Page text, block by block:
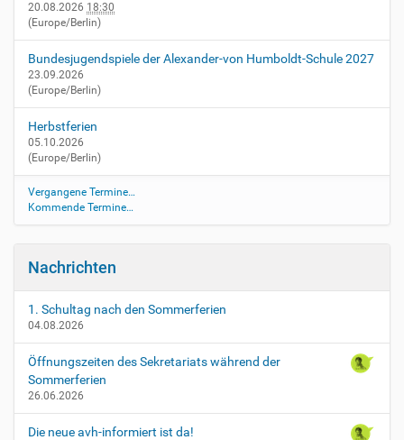
20.08.2026 18:30
(Europe/Berlin)
Bundesjugendspiele der Alexander-von Humboldt-Schule 2027
23.09.2026
(Europe/Berlin)
Herbstferien
05.10.2026
(Europe/Berlin)
Vergangene Termine…
Kommende Termine…
Nachrichten
1. Schultag nach den Sommerferien
04.08.2026
Öffnungszeiten des Sekretariats während der
Sommerferien
26.06.2026
Die neue avh-informiert ist da!